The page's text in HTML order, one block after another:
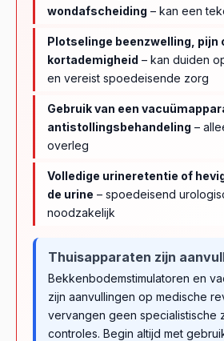
wondafscheiding – kan een
Plotselinge beenzwelling, pijn
kortademigheid – kan duiden
en vereist spoedeisende zorg
Gebruik van een
antistollingsbehandeling –
overleg
Volledige urineretentie of
de urine – spoedeisend
noodzakelijk
Thuisapparaten zijn
Bekkenbodemstimulatoren en
zijn aanvullingen op medische
vervangen geen specialistische
controles. Begin altijd met